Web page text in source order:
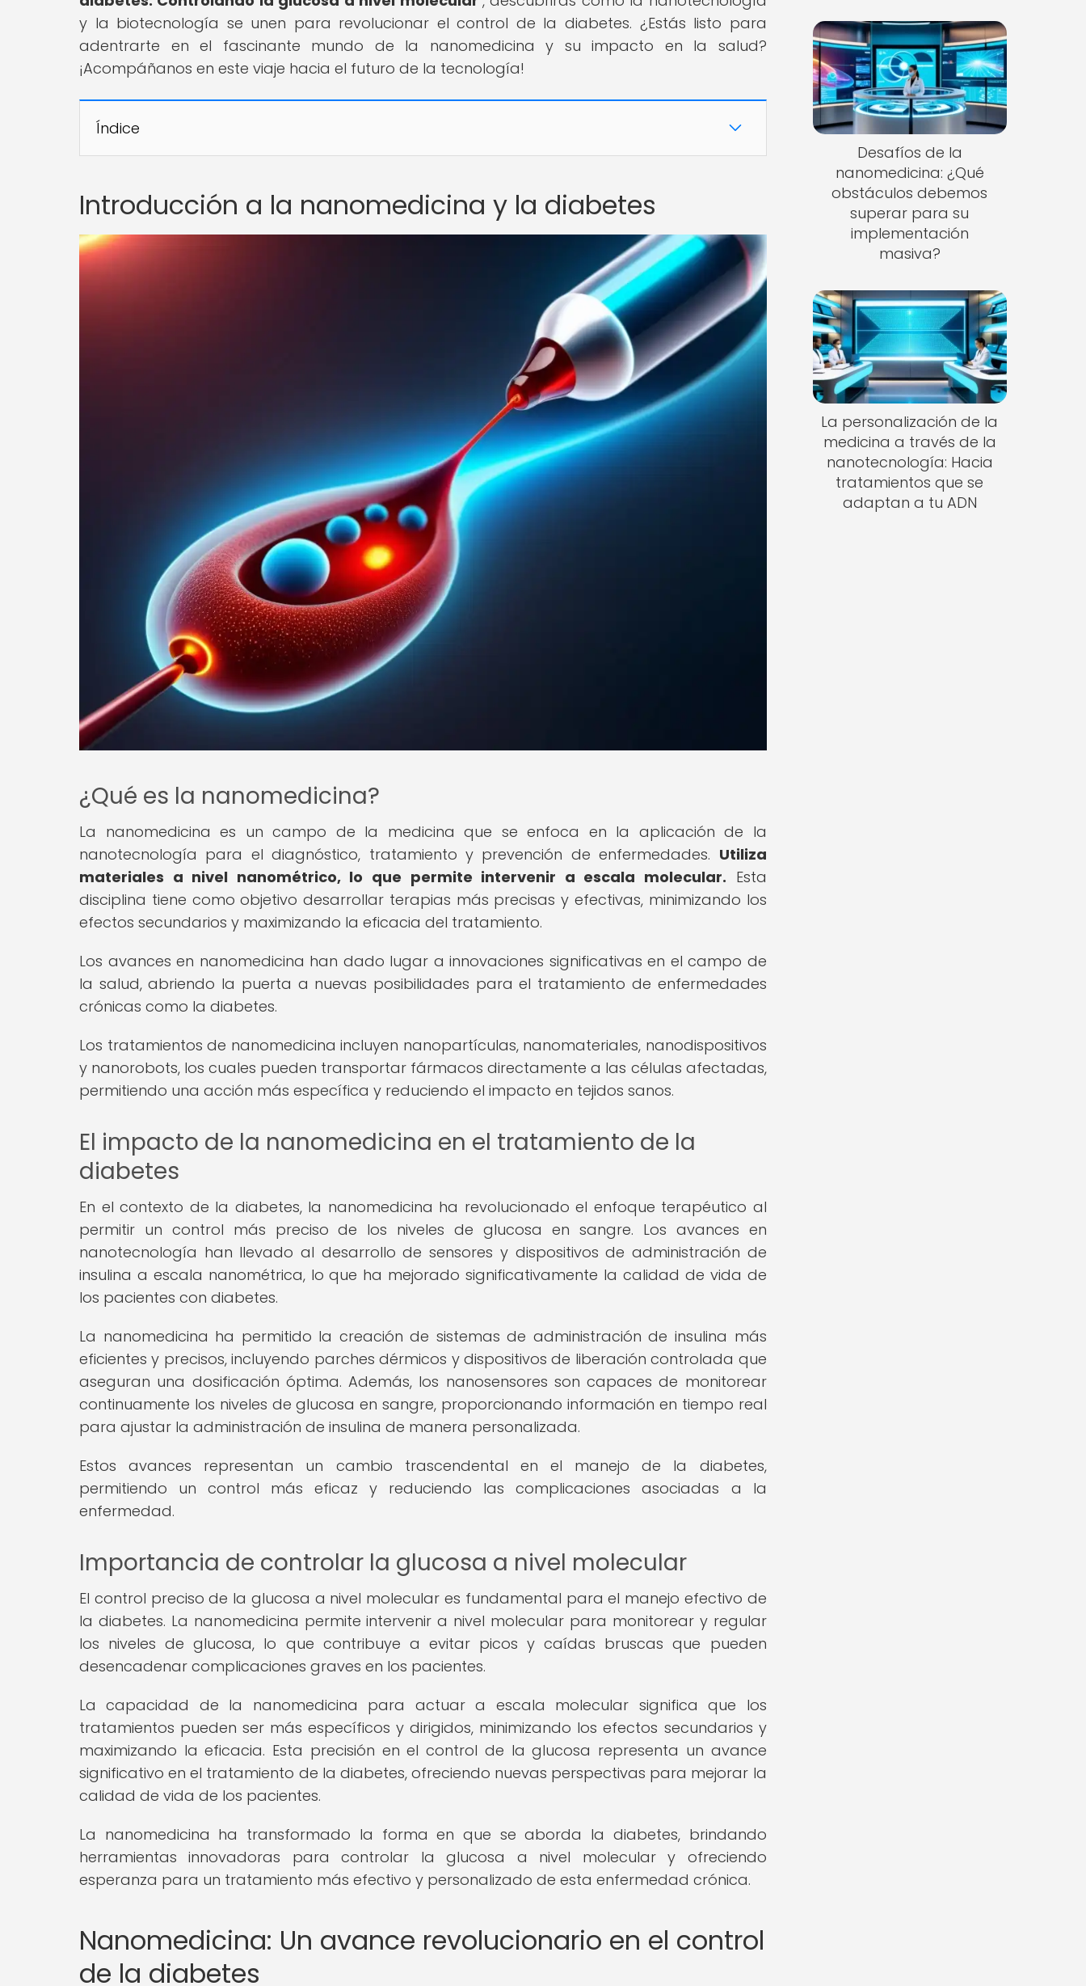
y la biotecnología se unen para revolucionar el control de la diabetes. ¿Estás listo para
adentrarte en el fascinante mundo de la nanomedicina y su impacto en la salud?
¡Acompáñanos en este viaje hacia el futuro de la tecnología!
Índice
Introducción a la nanomedicina y la diabetes
¿Qué es la nanomedicina?
La nanomedicina es un campo de la medicina que se enfoca en la aplicación de la
nanotecnología para el diagnóstico, tratamiento y prevención de enfermedades. Utiliza
materiales a nivel nanométrico, lo que permite intervenir a escala molecular. Esta
disciplina tiene como objetivo desarrollar terapias más precisas y efectivas, minimizando los
efectos secundarios y maximizando la eficacia del tratamiento.
Los avances en nanomedicina han dado lugar a innovaciones significativas en el campo de
la salud, abriendo la puerta a nuevas posibilidades para el tratamiento de enfermedades
crónicas como la diabetes.
Los tratamientos de nanomedicina incluyen nanopartículas, nanomateriales, nanodispositivos
y nanorobots, los cuales pueden transportar fármacos directamente a las células afectadas,
permitiendo una acción más específica y reduciendo el impacto en tejidos sanos.
El impacto de la nanomedicina en el tratamiento de la
diabetes
En el contexto de la diabetes, la nanomedicina ha revolucionado el enfoque terapéutico al
permitir un control más preciso de los niveles de glucosa en sangre. Los avances en
nanotecnología han llevado al desarrollo de sensores y dispositivos de administración de
insulina a escala nanométrica, lo que ha mejorado significativamente la calidad de vida de
los pacientes con diabetes.
La nanomedicina ha permitido la creación de sistemas de administración de insulina más
eficientes y precisos, incluyendo parches dérmicos y dispositivos de liberación controlada que
aseguran una dosificación óptima. Además, los nanosensores son capaces de monitorear
continuamente los niveles de glucosa en sangre, proporcionando información en tiempo real
para ajustar la administración de insulina de manera personalizada.
Estos avances representan un cambio trascendental en el manejo de la diabetes,
permitiendo un control más eficaz y reduciendo las complicaciones asociadas a la
enfermedad.
Importancia de controlar la glucosa a nivel molecular
El control preciso de la glucosa a nivel molecular es fundamental para el manejo efectivo de
la diabetes. La nanomedicina permite intervenir a nivel molecular para monitorear y regular
los niveles de glucosa, lo que contribuye a evitar picos y caídas bruscas que pueden
desencadenar complicaciones graves en los pacientes.
La capacidad de la nanomedicina para actuar a escala molecular significa que los
tratamientos pueden ser más específicos y dirigidos, minimizando los efectos secundarios y
maximizando la eficacia. Esta precisión en el control de la glucosa representa un avance
significativo en el tratamiento de la diabetes, ofreciendo nuevas perspectivas para mejorar la
calidad de vida de los pacientes.
La nanomedicina ha transformado la forma en que se aborda la diabetes, brindando
herramientas innovadoras para controlar la glucosa a nivel molecular y ofreciendo
esperanza para un tratamiento más efectivo y personalizado de esta enfermedad crónica.
Nanomedicina: Un avance revolucionario en el control
de la diabetes
Desafíos de la
nanomedicina: ¿Qué
obstáculos debemos
superar para su
implementación
masiva?
La personalización de la
medicina a través de la
nanotecnología: Hacia
tratamientos que se
adaptan a tu ADN